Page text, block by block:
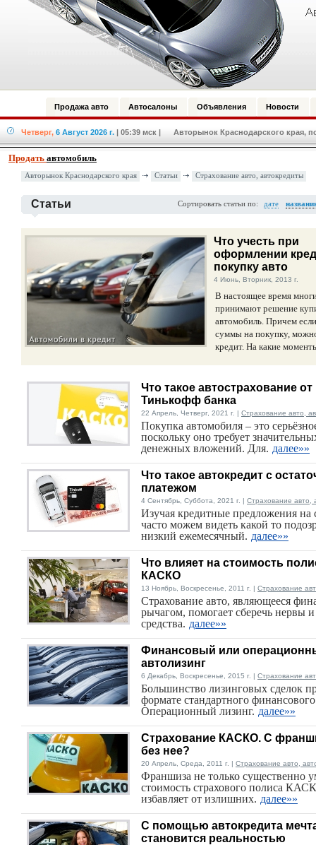
Продажа авто Автосалоны Объявления Новости
Четверг, 6 Август 2026 г. | 05:39 мск | Авторынок Краснодарского края,
Продать автомобиль
Авторынок Краснодарского края Статьи Страхование авто, автокредиты
Статьи Сортировать статьи по: дате
Что учесть при
оформлении
покупку авто
4 Июнь, Вторник, 2013 г.
В настоящее время
принимают решение
автомобиль. Причем
суммы на покупку,
кредит. На какие
Что такое автострахование от
Тинькофф банка
22 Апрель, Четверг, 2021 г. | Страхование авто,
Покупка автомобиля – это
поскольку оно требует
денежных вложений. Для. далее»»
Что такое автокредит с
платежом
4 Сентябрь, Суббота, 2021 г. | Страхование авто,
Изучая кредитные предложения на
часто можем видеть какой то
низкий ежемесячный. далее»»
Что влияет на стоимость
КАСКО
13 Ноябрь, Воскресенье, 2011 г. | Страхование
Страхование авто, являющееся
рычагом, помогает сберечь нервы
средства. далее»»
Финансовый или
автолизинг
6 Декабрь, Воскресенье, 2015 г. | Страхование
Большинство лизинговых сделок
формате стандартного
Операционный лизинг. далее»»
Страхование КАСКО. С
без нее?
20 Апрель, Среда, 2011 г. | Страхование авто,
Франшиза не только существенно
стоимость страхового полиса
избавляет от излишних. далее»»
С помощью автокредита
становится реальностью